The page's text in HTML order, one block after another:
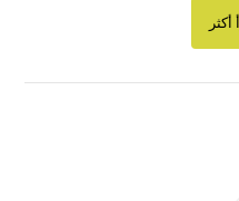
أكثر